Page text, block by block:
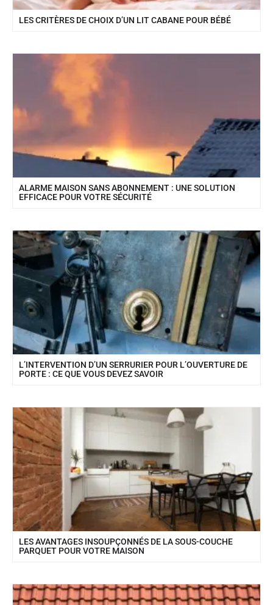
LES CRITÈRES DE CHOIX D’UN LIT CABANE POUR BÉBÉ
ALARME MAISON SANS ABONNEMENT : UNE SOLUTION
EFFICACE POUR VOTRE SÉCURITÉ
L’INTERVENTION D’UN SERRURIER POUR L’OUVERTURE DE
PORTE : CE QUE VOUS DEVEZ SAVOIR
LES AVANTAGES INSOUPÇONNÉS DE LA SOUS-COUCHE
PARQUET POUR VOTRE MAISON